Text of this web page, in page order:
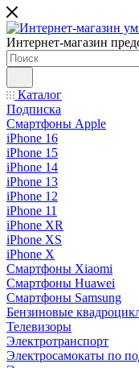
Интернет-магазин
Каталог
Подписка
Смартфоны Apple
iPhone 16
iPhone 15
iPhone 14
iPhone 13
iPhone 12
iPhone 11
iPhone XR
iPhone XS
iPhone X
Смартфоны Xiaomi
Смартфоны Huawei
Смартфоны Samsung
Бензиновые
Телевизоры
Электротранспорт
Электросамокаты по